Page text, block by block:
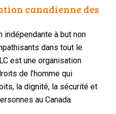
canadienne des
indépendante à but non
dans tout le
est une organisation
de l’homme qui
la dignité, la sécurité et
au Canada.